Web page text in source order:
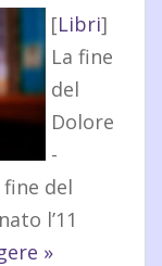
[Libri]
La fine
del
Dolore
-
fine del
l’11
»